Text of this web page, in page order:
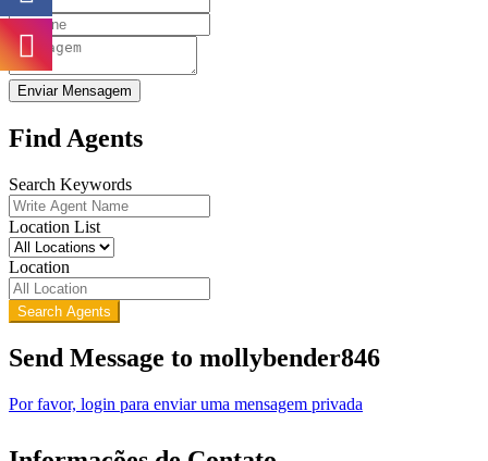
Enviar Mensagem
Find Agents
Search Keywords
Location List
Location
Search Agents
Send Message to mollybender846
Por favor, login para enviar uma mensagem privada